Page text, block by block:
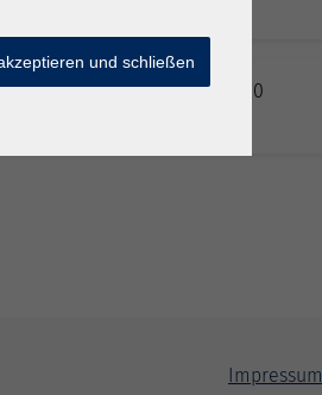
Mo. 12.04.2027 10:30
Impressum
und schließen